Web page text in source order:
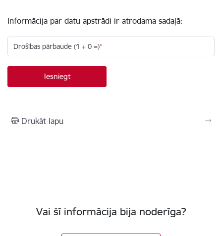
Informācija par datu apstrādi ir atrodama sadaļā:
Drošības pārbaude (1 + 0 =)
Drukāt lapu
Vai šī informācija bija noderīga?